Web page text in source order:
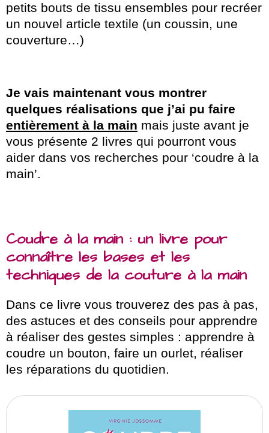
petits bouts de tissu ensembles pour recréer
un nouvel article textile (un coussin, une
couverture…)
Je vais maintenant vous montrer
quelques réalisations que j’ai pu faire
entièrement à la main mais juste avant je
vous présente 2 livres qui pourront vous
aider dans vos recherches pour ‘coudre à la
main’.
Coudre à la main : un livre pour
connaître les bases et les
techniques de la couture à la main
Dans ce livre vous trouverez des pas à pas,
des astuces et des conseils pour apprendre
à réaliser des gestes simples : apprendre à
coudre un bouton, faire un ourlet, réaliser
les réparations du quotidien.